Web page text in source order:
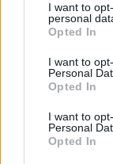
I want to
personal
Opted In
I want to
Personal
Opted In
I want to
Personal
Opted In